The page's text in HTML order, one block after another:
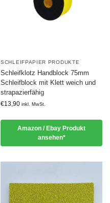
SCHLEIFPAPIER PRODUKTE
Schleifklotz Handblock 75mm
Schleifblock mit Klett weich und
strapazierfähig
€13,90 inkl. MwSt.
Amazon / Ebay Produkt
ansehen*